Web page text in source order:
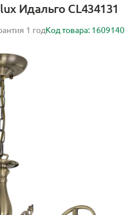
Идальго CL434131
1 годКод товара: 1609140